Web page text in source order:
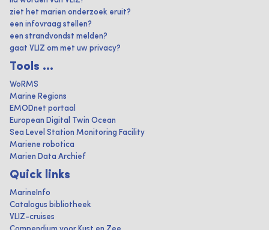
ziet het marien onderzoek eruit?
een infovraag stellen?
een strandvondst melden?
gaat VLIZ om met uw privacy?
Tools ...
WoRMS
Marine Regions
EMODnet portaal
European Digital Twin Ocean
Sea Level Station Monitoring Facility
Mariene robotica
Marien Data Archief
Quick links
MarineInfo
Catalogus bibliotheek
VLIZ-cruises